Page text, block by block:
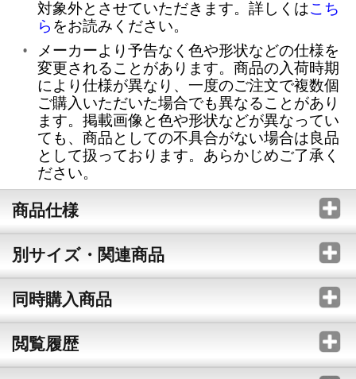
対象外とさせていただきます。詳しくはこち
ら をお読みください。
メーカーより予告なく色や形状などの仕様を
変更されることがあります。商品の入荷時期
により仕様が異なり、一度のご注文で複数個
ご購入いただいた場合でも異なることがあり
ます。掲載画像と色や形状などが異なってい
ても、商品としての不具合がない場合は良品
として扱っております。あらかじめご了承く
ださい。
商品仕様
別サイズ・関連商品
同時購入商品
閲覧履歴